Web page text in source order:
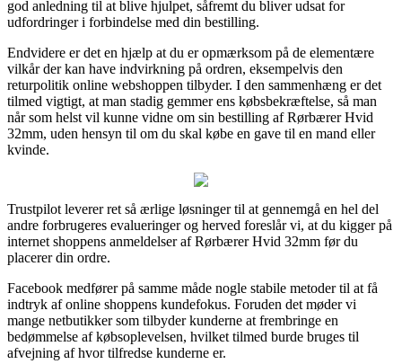
god anledning til at blive hjulpet, såfremt du bliver udsat for
udfordringer i forbindelse med din bestilling.
Endvidere er det en hjælp at du er opmærksom på de elementære
vilkår der kan have indvirkning på ordren, eksempelvis den
returpolitik online webshoppen tilbyder. I den sammenhæng er det
tilmed vigtigt, at man stadig gemmer ens købsbekræftelse, så man
når som helst vil kunne vidne om sin bestilling af Rørbærer Hvid
32mm, uden hensyn til om du skal købe en gave til en mand eller
kvinde.
Trustpilot leverer ret så ærlige løsninger til at gennemgå en hel del
andre forbrugeres evalueringer og herved foreslår vi, at du kigger på
internet shoppens anmeldelser af Rørbærer Hvid 32mm før du
placerer din ordre.
Facebook medfører på samme måde nogle stabile metoder til at få
indtryk af online shoppens kundefokus. Foruden det møder vi
mange netbutikker som tilbyder kunderne at frembringe en
bedømmelse af købsoplevelsen, hvilket tilmed burde bruges til
afvejning af hvor tilfredse kunderne er.